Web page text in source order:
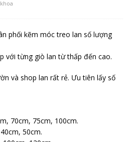
phối kẽm móc treo lan số lượng
với từng giò lan từ thấp đến cao.
và shop lan rất rẻ. Ưu tiên lấy số
70cm, 75cm, 100cm.
50cm.